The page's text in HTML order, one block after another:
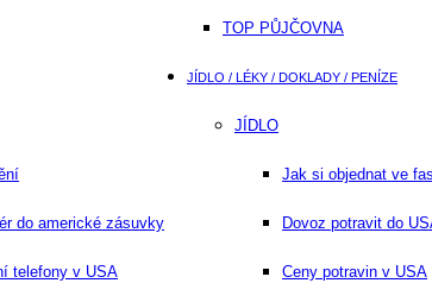
TOP PŮJČOVNA
do americké zásuvky
telefony v USA
JÍDLO / LÉKY / DOKLADY / PENÍZE
JÍDLO
Jak si objednat ve
Dovoz potravit do
Ceny potravin v USA